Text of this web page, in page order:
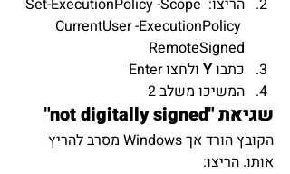
הריצו: Set-ExecutionPolicy -Scope
CurrentUser -ExecutionPolicy
RemoteSigned
כתבו Y ולחצו Enter
המשיכו משלב 2
שגיאת "not digitally signed"
הקובץ הורד אך Windows מסרב להריץ
אותו. הריצו: